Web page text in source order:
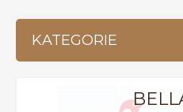
KATEGORIE
VŠECHNY